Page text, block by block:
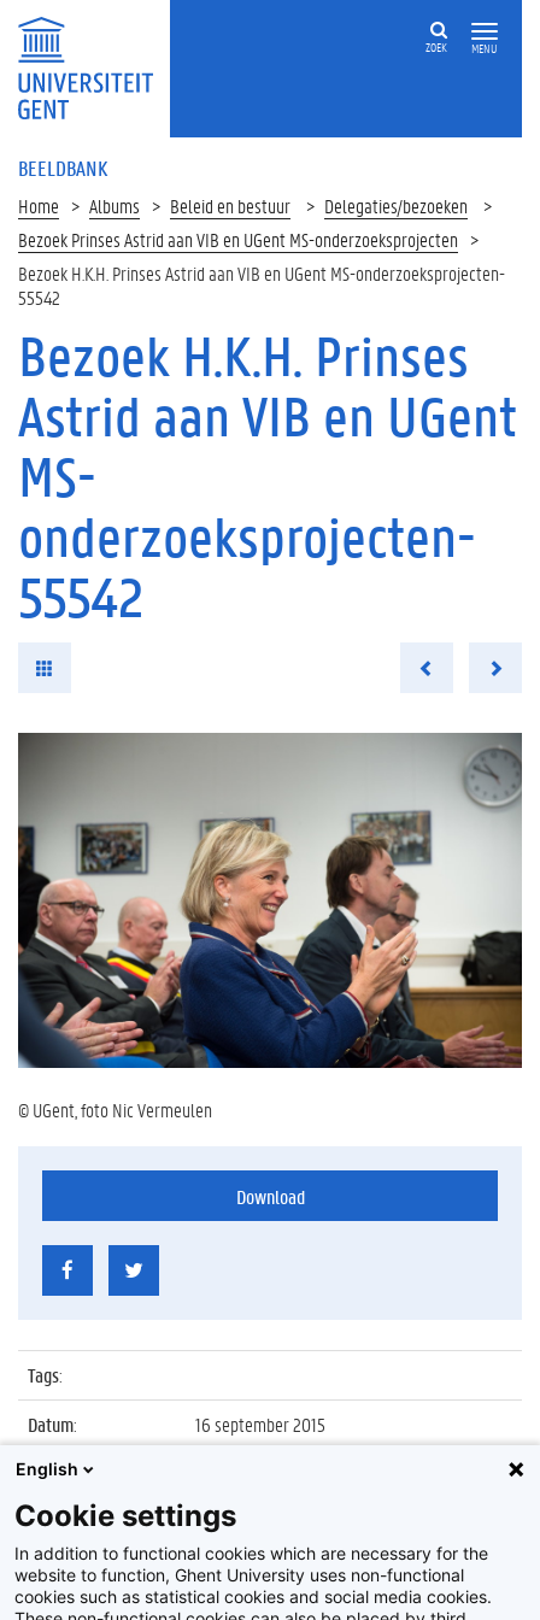
MENU
ZOEK
BEELDBANK
Home Albums Beleid en bestuur
Delegaties/bezoeken
Bezoek Prinses Astrid aan VIB en UGent MS-onderzoeksprojecten
Bezoek H.K.H. Prinses Astrid aan VIB en UGent MS-onderzoeksprojecten-
55542
Bezoek H.K.H. Prinses
Astrid aan VIB en UGent
MS-
onderzoeksprojecten-
55542
© UGent, foto Nic Vermeulen
Download
Tags:
Datum:
16 september 2015
Identificatienummer
Album:
Bezoek Prinses Astrid aan VIB en UGent MS-
onderzoeksprojecten
English
Cookie settings
In addition to functional cookies which are necessary for the
website to function, Ghent University uses non-functional
cookies such as statistical cookies and social media cookies.